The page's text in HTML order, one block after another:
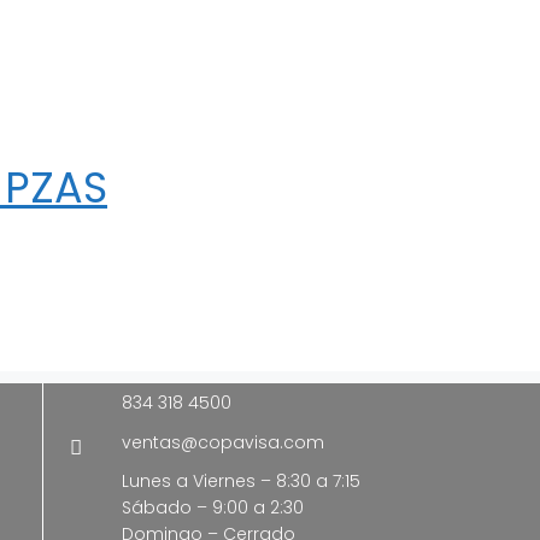
834 318 4500
ventas@copavisa.com
Lunes a Viernes – 8:30 a 7:15
Sábado – 9:00 a 2:30
Domingo – Cerrado